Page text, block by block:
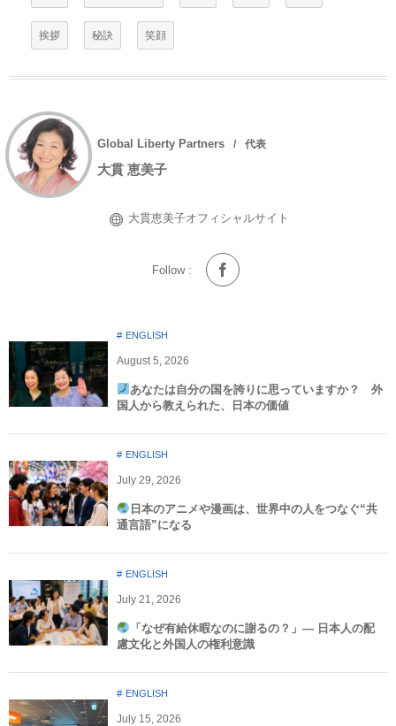
挨拶 秘訣 笑顔
Global Liberty Partners 代表
大貫 恵美子
大貫恵美子オフィシャルサイト
Follow :
ENGLISH
August 5 2026
あなたは自分の国を誇りに思っていますか？ 外
国人から教えられた、日本の価値
ENGLISH
July 29 2026
日本のアニメや漫画は、世界中の人をつなぐ“共
通言語”になる
ENGLISH
July 21 2026
「なぜ有給休暇なのに謝るの？」― 日本人の配
慮文化と外国人の権利意識​
ENGLISH
July 15 2026